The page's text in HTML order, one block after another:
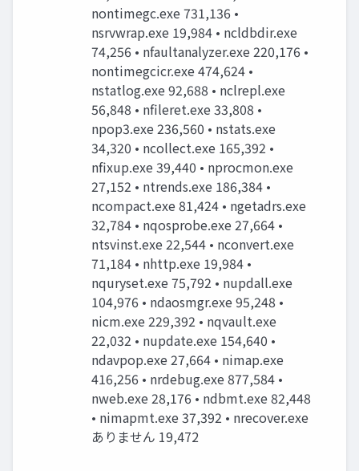
nontimegc.exe 731,136 •
nsrvwrap.exe 19,984 • ncldbdir.exe
74,256 • nfaultanalyzer.exe 220,176 •
nontimegcicr.exe 474,624 •
nstatlog.exe 92,688 • nclrepl.exe
56,848 • nfileret.exe 33,808 •
npop3.exe 236,560 • nstats.exe
34,320 • ncollect.exe 165,392 •
nfixup.exe 39,440 • nprocmon.exe
27,152 • ntrends.exe 186,384 •
ncompact.exe 81,424 • ngetadrs.exe
32,784 • nqosprobe.exe 27,664 •
ntsvinst.exe 22,544 • nconvert.exe
71,184 • nhttp.exe 19,984 •
nquryset.exe 75,792 • nupdall.exe
104,976 • ndaosmgr.exe 95,248 •
nicm.exe 229,392 • nqvault.exe
22,032 • nupdate.exe 154,640 •
ndavpop.exe 27,664 • nimap.exe
416,256 • nrdebug.exe 877,584 •
nweb.exe 28,176 • ndbmt.exe 82,448
• nimapmt.exe 37,392 • nrecover.exe
ありません 19,472